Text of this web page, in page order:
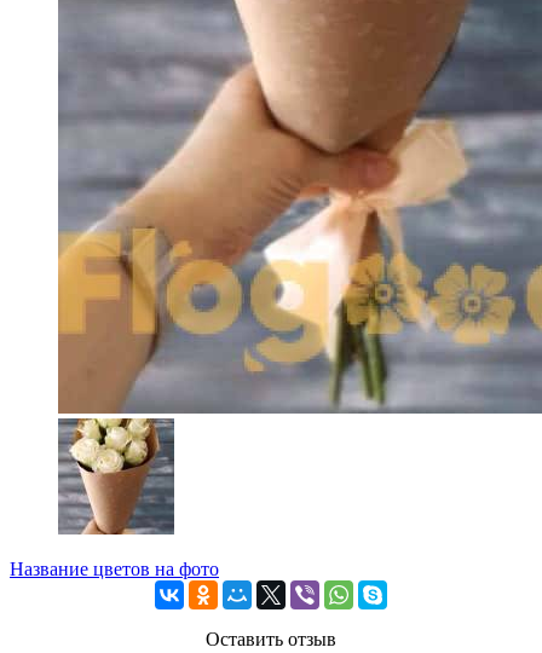
Название цветов на фото
Оставить отзыв